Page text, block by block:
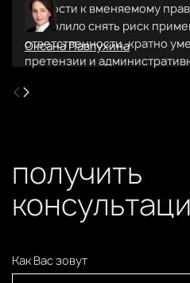
давности к вменяемому
позволило снять риск
ответственности, кратно
претензии и
Оксана Павлухина
получить
Как Вас зовут